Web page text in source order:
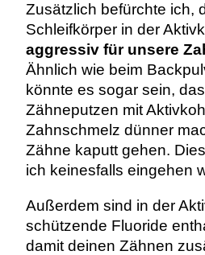
Zusätzlich befürchte ich,
Schleifkörper in der
aggressiv für unsere
Ähnlich wie beim
könnte es sogar sein,
Zähneputzen mit
Zahnschmelz dünner
Zähne kaputt gehen.
ich keinesfalls eingehen
Außerdem sind in der
schützende Fluoride
damit deinen Zähnen